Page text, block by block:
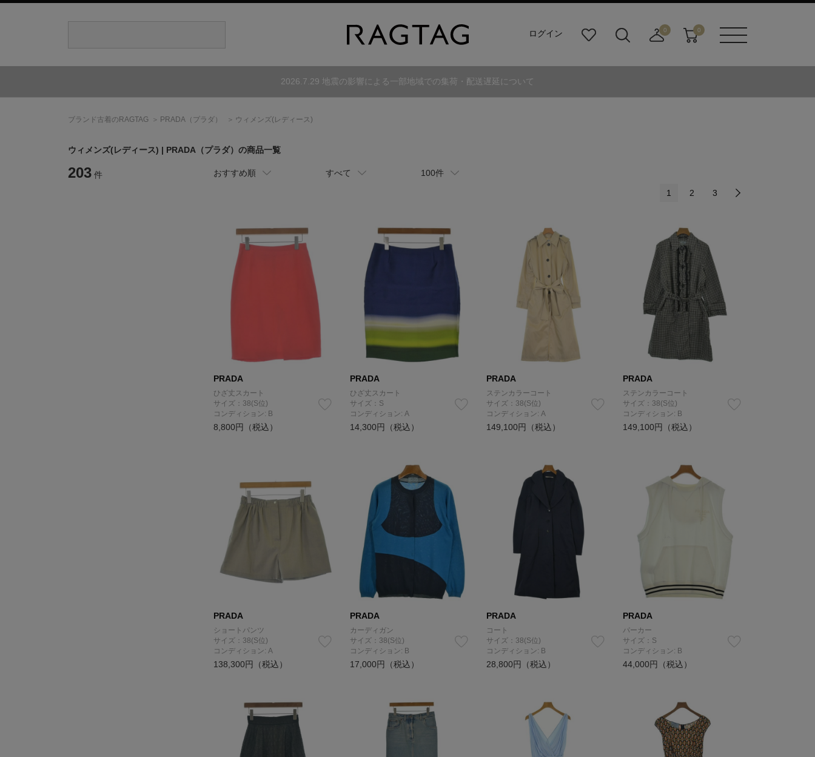
ログイン
り
ダ
0
寄
0
2026.7.29 地震の影響による一部地域での集荷・配送遅延について
ブランド古着のRAGTAG PRADA （プラダ） ウィメンズ(レディース)
ウィメンズ(レディース) | PRADA （プラダ） の商品一覧
203 件 おすすめ順 すべて 100件
1 2 3
PRADA
ひざ丈スカート
サイズ：38(S位)
コンディション: B
8,800円（税込）
PRADA
ひざ丈スカート
サイズ：S
コンディション: A
14,300円（税込）
PRADA
ステンカラーコート
サイズ：38(S位)
コンディション: A
149,100円（税込）
PRADA
ステンカラーコート
サイズ：38(S位)
コンディション: B
149,100円（税込）
PRADA
ショートパンツ
サイズ：38(S位)
コンディション: A
138,300円（税込）
PRADA
カーディガン
サイズ：38(S位)
コンディション: B
17,000円（税込）
PRADA
コート
サイズ：38(S位)
コンディション: B
28,800円（税込）
PRADA
パーカー
サイズ：S
コンディション: B
44,000円（税込）